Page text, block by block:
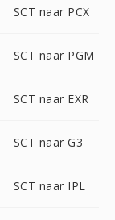
SCT naar PCX
SCT naar PGM
SCT naar EXR
SCT naar G3
SCT naar IPL